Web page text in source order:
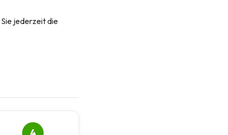
jederzeit die